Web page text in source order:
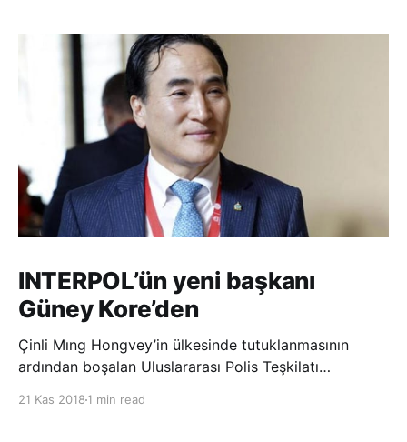
INTERPOL’ün yeni başkanı
Güney Kore’den
Çinli Mıng Hongvey’in ülkesinde tutuklanmasının
ardından boşalan Uluslararası Polis Teşkilatı
21 Kas 2018 1 min read